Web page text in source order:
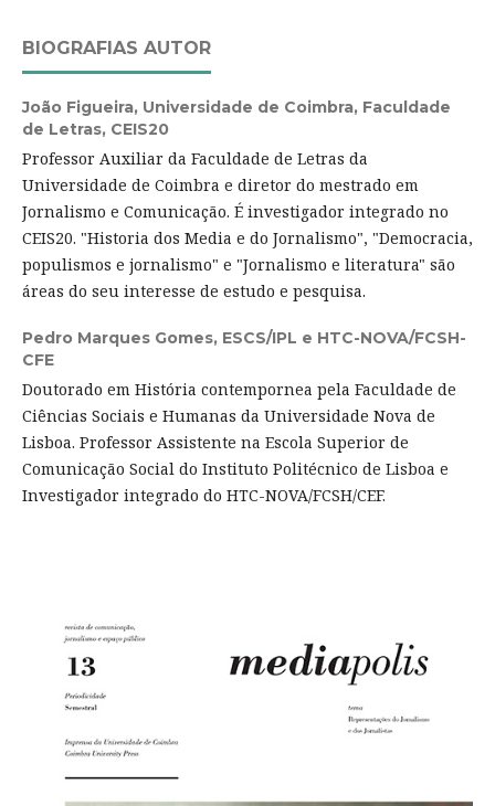
BIOGRAFIAS AUTOR
João Figueira, Universidade de Coimbra, Faculdade
de Letras, CEIS20
Professor Auxiliar da Faculdade de Letras da
Universidade de Coimbra e diretor do mestrado em
Jornalismo e Comunicação. É investigador integrado no
CEIS20. "Historia dos Media e do Jornalismo", "Democracia,
populismos e jornalismo" e "Jornalismo e literatura" são
áreas do seu interesse de estudo e pesquisa.
Pedro Marques Gomes, ESCS/IPL e HTC-NOVA/FCSH-
CFE
Doutorado em História contempornea pela Faculdade de
Ciências Sociais e Humanas da Universidade Nova de
Lisboa. Professor Assistente na Escola Superior de
Comunicação Social do Instituto Politécnico de Lisboa e
Investigador integrado do HTC-NOVA/FCSH/CEF.